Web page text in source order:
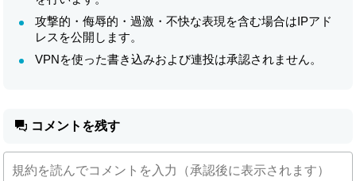
攻撃的・侮辱的・過激・不快な表現を含む場合はIPアド
レスを公開します。
VPNを使った書き込みおよび連投は承認されません。
コメントを残す